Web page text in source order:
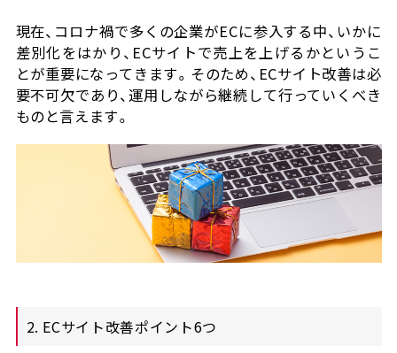
現在、コロナ禍で多くの企業がECに参入する中、いかに
差別化をはかり、ECサイトで売上を上げるかというこ
とが重要になってきます。そのため、ECサイト改善は必
要不可欠であり、運用しながら継続して行っていくべき
ものと言えます。
2. ECサイト改善ポイント6つ